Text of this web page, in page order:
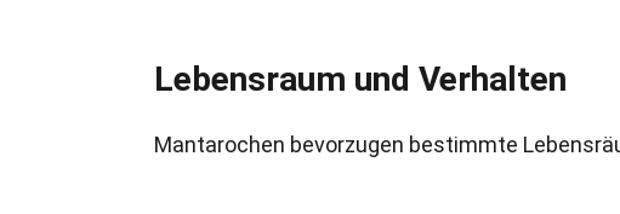
Lebensraum und Verhalten
Mantarochen bevorzugen bestimmte